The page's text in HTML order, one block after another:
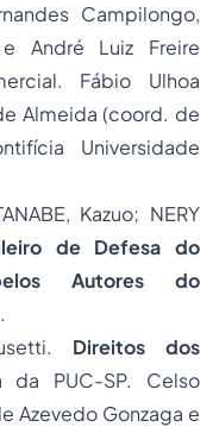
Campilongo,
André Luiz Freire
Fábio Ulhoa
Almeida (coord. de
Universidade
Kazuo; NERY
de Defesa do
Autores do
Direitos dos
da PUC-SP. Celso
Azevedo Gonzaga e